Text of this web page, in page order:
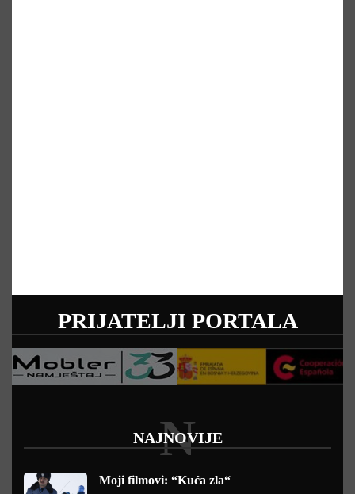
PRIJATELJI PORTALA
NAJNOVIJE
N
Moji filmovi: “Kuća zla“